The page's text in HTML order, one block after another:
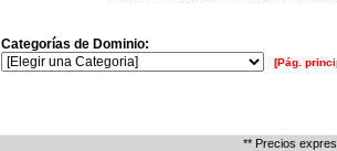
Categorías de Dominio:
[Pág.
** Precios